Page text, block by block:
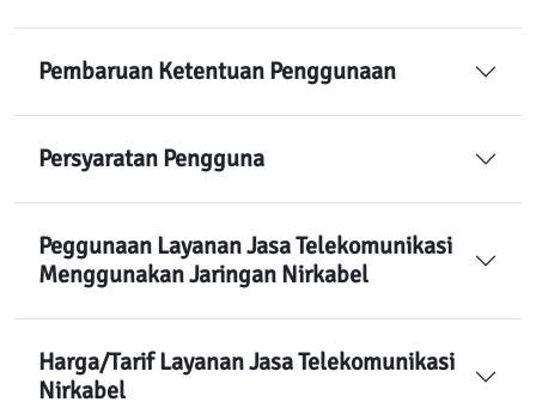
Pembaruan Ketentuan Penggunaan
Persyaratan Pengguna
Peggunaan Layanan Jasa Telekomunikasi
Menggunakan Jaringan Nirkabel
Harga/Tarif Layanan Jasa Telekomunikasi
Nirkabel